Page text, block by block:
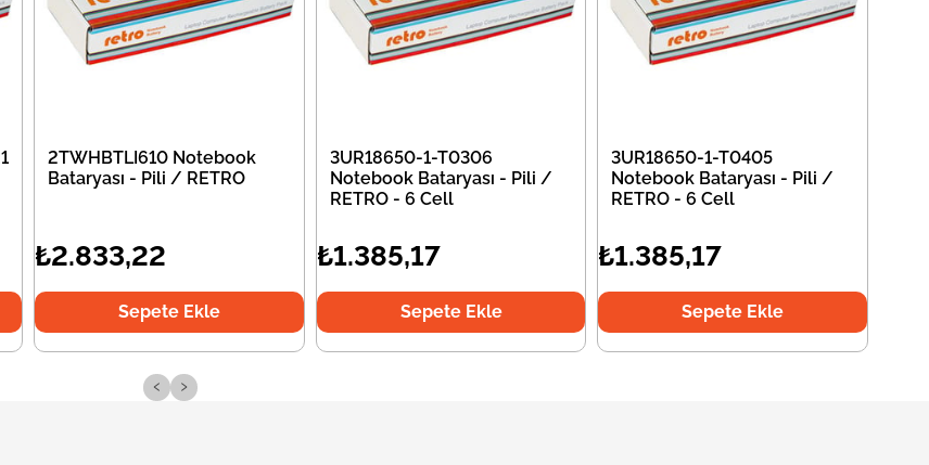
2TWHBTLI610 Notebook
Bataryası - Pili / RETRO
₺2.833,22
Sepete Ekle
3UR18650-1-T0306
Notebook Bataryası - Pili /
RETRO - 6 Cell
₺1.385,17
Sepete Ekle
3UR18650-1-T0405
Notebook Bataryası - Pili /
RETRO - 6 Cell
₺1.385,17
Sepete Ekle
‹ ›